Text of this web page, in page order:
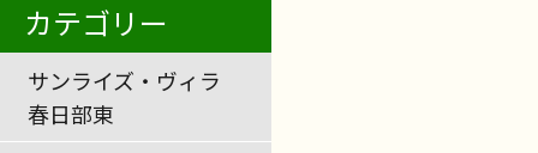
カテゴリー
サンライズ・ヴィラ
春日部東